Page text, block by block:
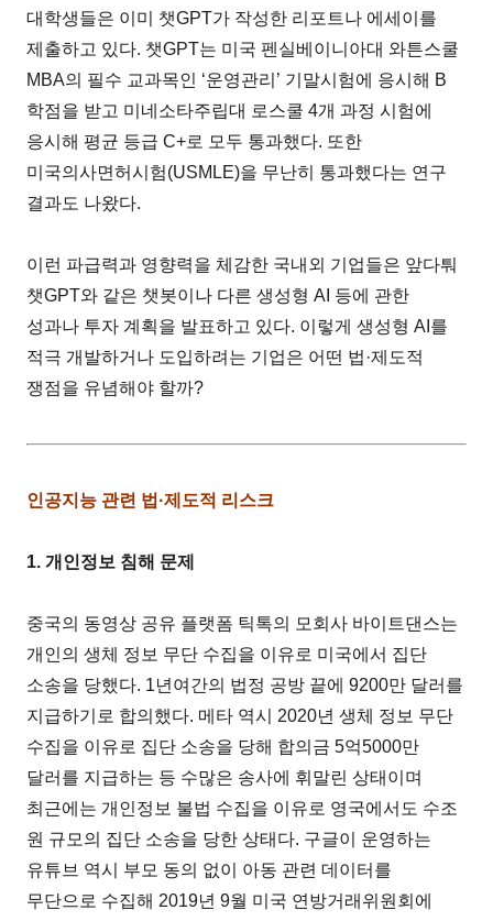
대학생들은 이미 챗GPT가 작성한 리포트나 에세이를
제출하고 있다. 챗GPT는 미국 펜실베이니아대 와튼스쿨
MBA의 필수 교과목인 ‘운영관리’ 기말시험에 응시해 B
학점을 받고 미네소타주립대 로스쿨 4개 과정 시험에
응시해 평균 등급 C+로 모두 통과했다. 또한
미국의사면허시험(USMLE)을 무난히 통과했다는 연구
결과도 나왔다.
이런 파급력과 영향력을 체감한 국내외 기업들은 앞다퉈
챗GPT와 같은 챗봇이나 다른 생성형 AI 등에 관한
성과나 투자 계획을 발표하고 있다. 이렇게 생성형 AI를
적극 개발하거나 도입하려는 기업은 어떤 법·제도적
쟁점을 유념해야 할까?
인공지능 관련 법·제도적 리스크
1. 개인정보 침해 문제
중국의 동영상 공유 플랫폼 틱톡의 모회사 바이트댄스는
개인의 생체 정보 무단 수집을 이유로 미국에서 집단
소송을 당했다. 1년여간의 법정 공방 끝에 9200만 달러를
지급하기로 합의했다. 메타 역시 2020년 생체 정보 무단
수집을 이유로 집단 소송을 당해 합의금 5억5000만
달러를 지급하는 등 수많은 송사에 휘말린 상태이며
최근에는 개인정보 불법 수집을 이유로 영국에서도 수조
원 규모의 집단 소송을 당한 상태다. 구글이 운영하는
유튜브 역시 부모 동의 없이 아동 관련 데이터를
무단으로 수집해 2019년 9월 미국 연방거래위원회에